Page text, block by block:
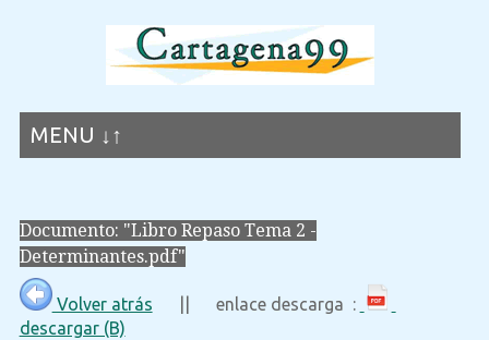
MENU ↓↑
Documento: "Libro Repaso Tema 2 -
Determinantes.pdf"
Volver atrás || enlace descarga :
descargar (B)